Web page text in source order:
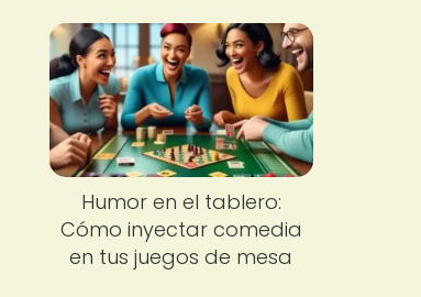
Humor en el tablero:
Cómo inyectar comedia
en tus juegos de mesa